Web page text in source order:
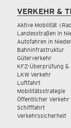
VERKEHR &
Aktive Mobilität
Landesstraßen in
Autofahren in
Bahninfrastruktur
Güterverkehr
KFZ-Überprüfung &
LKW Verkehr
Luftfahrt
Mobilitätsstrategie
Öffentlicher Verkehr
Schifffahrt
Verkehrssicherheit